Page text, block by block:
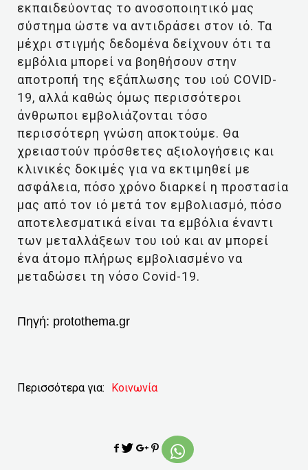
εκπαιδεύοντας το ανοσοποιητικό μας
σύστημα ώστε να αντιδράσει στον ιό. Τα
μέχρι στιγμής δεδομένα δείχνουν ότι τα
εμβόλια μπορεί να βοηθήσουν στην
αποτροπή της εξάπλωσης του ιού COVID-
19, αλλά καθώς όμως περισσότεροι
άνθρωποι εμβολιάζονται τόσο
περισσότερη γνώση αποκτούμε. Θα
χρειαστούν πρόσθετες αξιολογήσεις και
κλινικές δοκιμές για να εκτιμηθεί με
ασφάλεια, πόσο χρόνο διαρκεί η προστασία
μας από τον ιό μετά τον εμβολιασμό, πόσο
αποτελεσματικά είναι τα εμβόλια έναντι
των μεταλλάξεων του ιού και αν μπορεί
ένα άτομο πλήρως εμβολιασμένο να
μεταδώσει τη νόσο Covid-19.
Πηγή: protothema.gr
Περισσότερα για: Κοινωνία